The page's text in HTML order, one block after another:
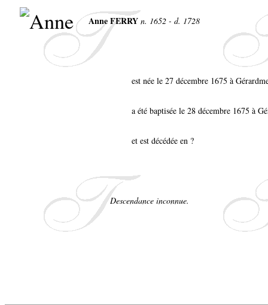
Anne FERRY n. 1652 - d. 1728
est née le 27 décembre 1675 à
a été baptisée le 28 décembre 1675 à
et est décédée en ?
Descendance inconnue.